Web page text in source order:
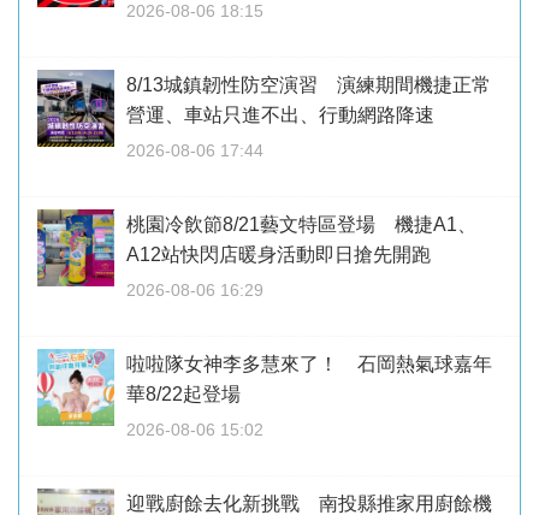
2026-08-06 18:15
8/13城鎮韌性防空演習 演練期間機捷正常
營運、車站只進不出、行動網路降速
2026-08-06 17:44
桃園冷飲節8/21藝文特區登場 機捷A1、
A12站快閃店暖身活動即日搶先開跑
2026-08-06 16:29
啦啦隊女神李多慧來了！ 石岡熱氣球嘉年
華8/22起登場
2026-08-06 15:02
迎戰廚餘去化新挑戰 南投縣推家用廚餘機